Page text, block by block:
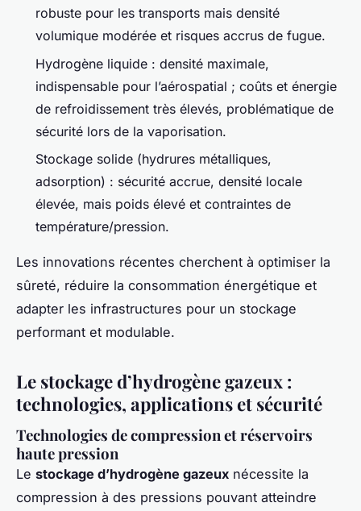
robuste pour les transports mais densité
volumique modérée et risques accrus de fugue.
Hydrogène liquide : densité maximale,
indispensable pour l’aérospatial ; coûts et énergie
de refroidissement très élevés, problématique de
sécurité lors de la vaporisation.
Stockage solide (hydrures métalliques,
adsorption) : sécurité accrue, densité locale
élevée, mais poids élevé et contraintes de
température/pression.
Les innovations récentes cherchent à optimiser la
sûreté, réduire la consommation énergétique et
adapter les infrastructures pour un stockage
performant et modulable.
Le stockage d’hydrogène gazeux :
technologies, applications et sécurité
Technologies de compression et réservoirs
haute pression
Le stockage d’hydrogène gazeux nécessite la
compression à des pressions pouvant atteindre